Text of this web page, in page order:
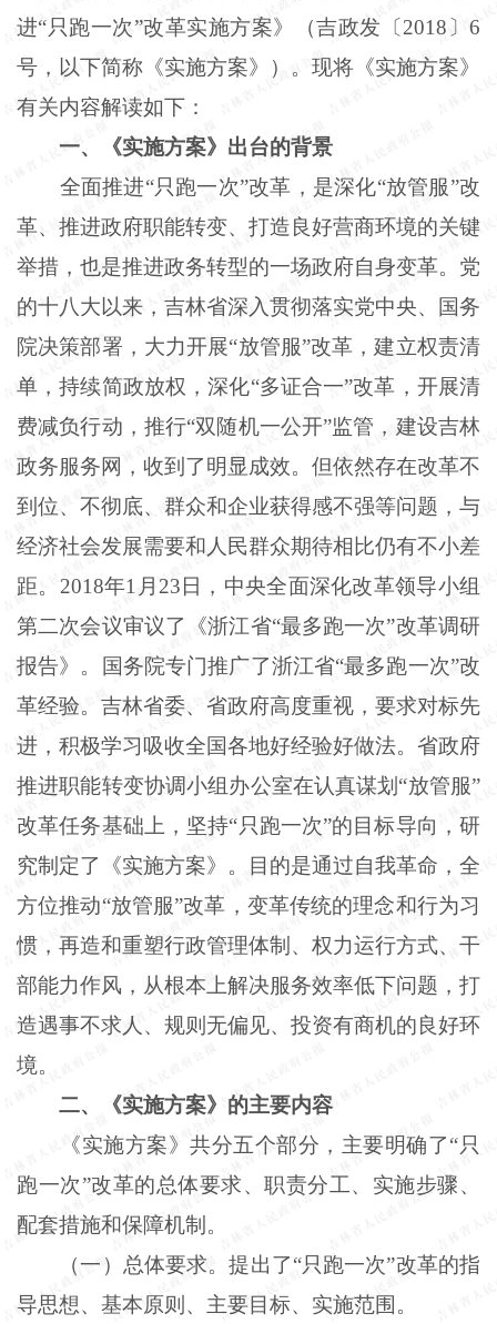
进“只跑一次”改革实施方案》（吉政发〔2018〕6
号，以下简称《实施方案》）。现将《实施方案》
有关内容解读如下：
一、《实施方案》出台的背景
全面推进“只跑一次”改革，是深化“放管服”改
革、推进政府职能转变、打造良好营商环境的关键
举措，也是推进政务转型的一场政府自身变革。党
的十八大以来，吉林省深入贯彻落实党中央、国务
院决策部署，大力开展“放管服”改革，建立权责清
单，持续简政放权，深化“多证合一”改革，开展清
费减负行动，推行“双随机一公开”监管，建设吉林
政务服务网，收到了明显成效。但依然存在改革不
到位、不彻底、群众和企业获得感不强等问题，与
经济社会发展需要和人民群众期待相比仍有不小差
距。2018年1月23日，中央全面深化改革领导小组
第二次会议审议了《浙江省“最多跑一次”改革调研
报告》。国务院专门推广了浙江省“最多跑一次”改
革经验。吉林省委、省政府高度重视，要求对标先
进，积极学习吸收全国各地好经验好做法。省政府
推进职能转变协调小组办公室在认真谋划“放管服”
改革任务基础上，坚持“只跑一次”的目标导向，研
究制定了《实施方案》。目的是通过自我革命，全
方位推动“放管服”改革，变革传统的理念和行为习
惯，再造和重塑行政管理体制、权力运行方式、干
部能力作风，从根本上解决服务效率低下问题，打
造遇事不求人、规则无偏见、投资有商机的良好环
境。
二、《实施方案》的主要内容
《实施方案》共分五个部分，主要明确了“只
跑一次”改革的总体要求、职责分工、实施步骤、
配套措施和保障机制。
（一）总体要求。提出了“只跑一次”改革的指
导思想、基本原则、主要目标、实施范围。